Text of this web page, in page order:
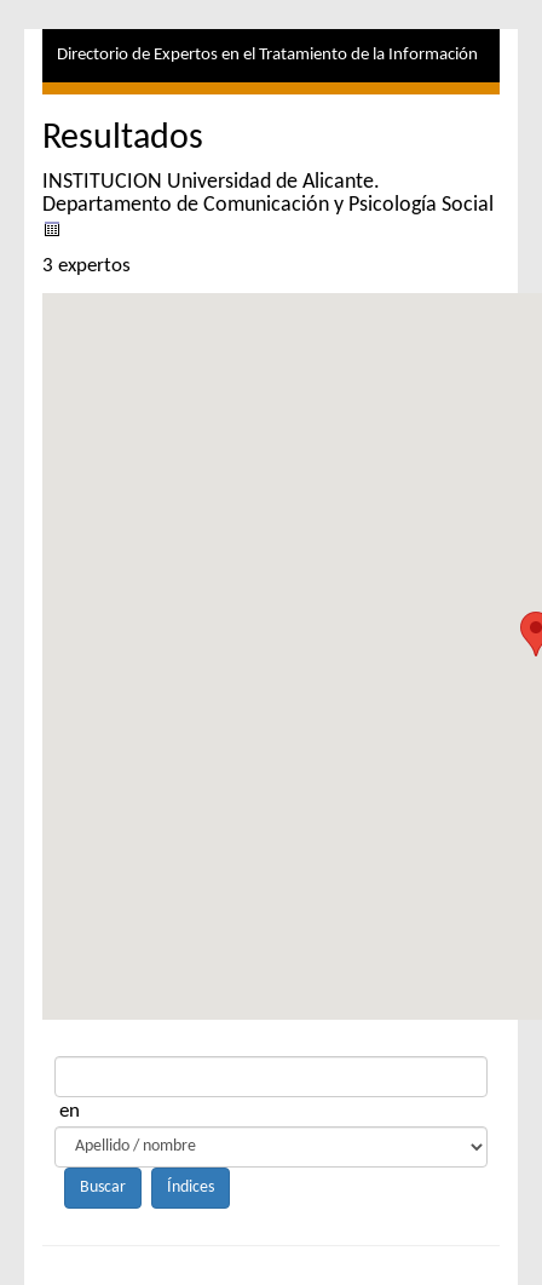
Directorio de Expertos en el Tratamiento de la Información
Resultados
INSTITUCION Universidad de Alicante.
Departamento de Comunicación y Psicología Social
3 expertos
en